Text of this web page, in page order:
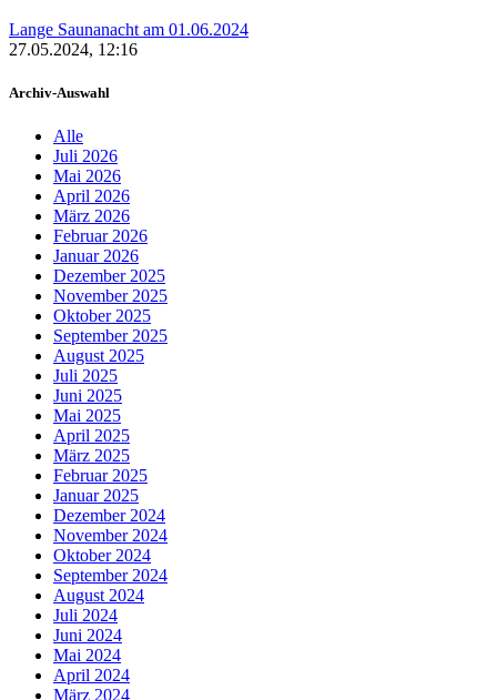
Lange Saunanacht am 01.06.2024
27.05.2024, 12:16
Archiv-Auswahl
Alle
Juli 2026
Mai 2026
April 2026
März 2026
Februar 2026
Januar 2026
Dezember 2025
November 2025
Oktober 2025
September 2025
August 2025
Juli 2025
Juni 2025
Mai 2025
April 2025
März 2025
Februar 2025
Januar 2025
Dezember 2024
November 2024
Oktober 2024
September 2024
August 2024
Juli 2024
Juni 2024
Mai 2024
April 2024
März 2024